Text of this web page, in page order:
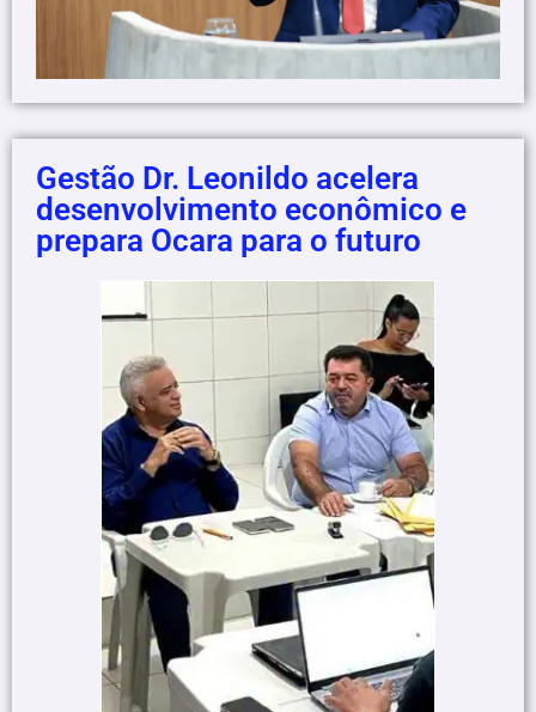
Gestão Dr. Leonildo acelera
desenvolvimento econômico e
prepara Ocara para o futuro